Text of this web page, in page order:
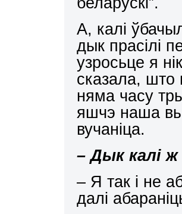
А, калі
дык прасілі
узросьце я
сказала, што
няма часу
яшчэ наша
вучаніца.
–Дык калі
– Я так і не
далі